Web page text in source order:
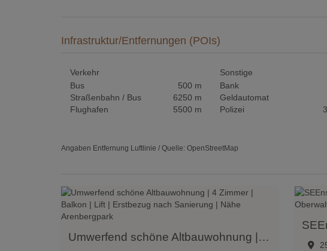
Infrastruktur/Entfernungen (POIs)
Verkehr
Bus
500 m
Straßenbahn / Bus
6250 m
Flughafen
5500 m
Sonstige
Bank
Geldautomat
Polizei
Angaben Entfernung Luftlinie / Quelle: OpenStreetMap
Umwerfend schöne Altbauwohnung | 4 Zimmer | Balkon | Lift | Erstbezug nach Sanierung | Nähe Arenbergpark